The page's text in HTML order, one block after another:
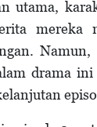
utama,
mereka
drama ini